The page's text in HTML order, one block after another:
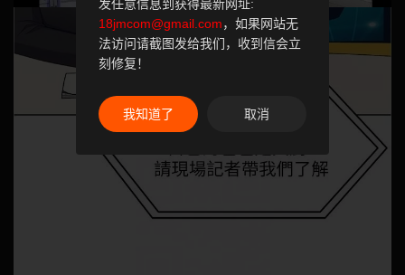
发任意信息到获得最新网址:
18jmcom@gmail.com，如果网站无
法访问请截图发给我们，收到信会立
刻修复！
我知道了 取消